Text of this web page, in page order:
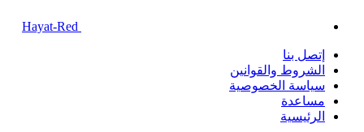
إتصل بنا
الشروط والقوانين
سياسة الخصوصية
مساعدة
الرئيسية